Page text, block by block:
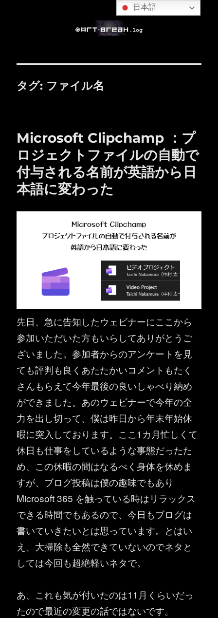
タグ: ファイル名
Microsoft Clipchamp ：プ
ロジェクトファイルの自動で
付与される名前が英語から日
本語に変わった
先日、急に告知したウェビナーにここから
参加いただいた方もいらしてありがとうご
ざいました。参加者からのアンケートを見
ても評判も良くあたたかいコメントもたく
さんもらえて今年最後の良いしゃべり納め
ができました。あのウェビナーで今年の全
力を出し切って、僕は昨日から年末年始休
暇に突入しております。ここ1カ月忙しくて
休日も仕事をしているような事態だったた
め、この休暇の間はなるべく身体を休めま
すが、ブログ投稿は僕の趣味でもあり
Microsoft 365 を触っている時はリラックス
できる時間でもあるので、今日もブログは
書いていきたいとは思っています。とはい
え、大掃除も全然できていないのでネタと
しては今回も超絶軽いネタで。
あ、これも気が付いたのは11月くらいだっ
たので最近の変更の話ではないです。
日本語